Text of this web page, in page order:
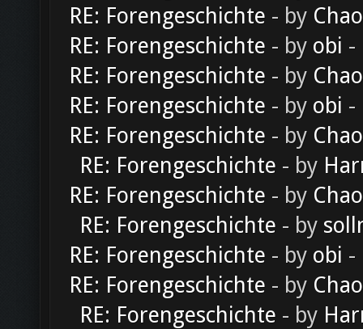
RE: Forengeschichte - by
RE: Forengeschichte - by obi -
RE: Forengeschichte - by
RE: Forengeschichte - by obi -
RE: Forengeschichte - by
RE: Forengeschichte - by
RE: Forengeschichte - by
RE: Forengeschichte - by
RE: Forengeschichte - by obi -
RE: Forengeschichte - by
RE: Forengeschichte - by